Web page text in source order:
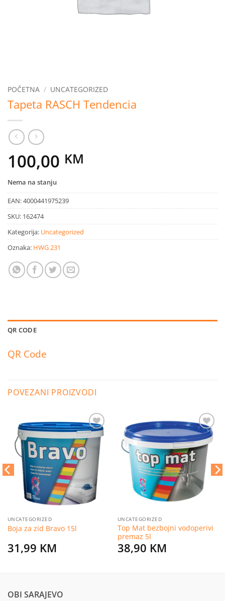
POČETNA / UNCATEGORIZED
Tapeta RASCH Tendencia
100,00 KM
Nema na stanju
EAN:4000441975239
SKU: 162474
Kategorija: Uncategorized
Oznaka: HWG 231
QR CODE
QR Code
POVEZANI PROIZVODI
Dodaj
listu
želja
UNCATEGORIZED
Boja za zid Bravo 15l
31,99 KM
Dodaj
na
listu
želja
UNCATEGORIZED
Top Mat bezbojni vodoperivi
premaz 5l
38,90 KM
OBI SARAJEVO